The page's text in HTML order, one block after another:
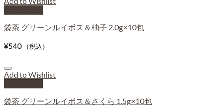
袋茶 グリーンルイボス＆柚子 2.0g×10包
¥540 （税込）
Add to Wishlist
袋茶 グリーンルイボス＆さくら 1.5g×10包